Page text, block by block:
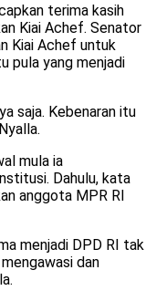
terima kasih
Kiai Achef. Senator
Kiai Achef untuk
pula yang menjadi
saja. Kebenaran itu
mula ia
Dahulu, kata
anggota MPR RI
menjadi DPD RI tak
dan